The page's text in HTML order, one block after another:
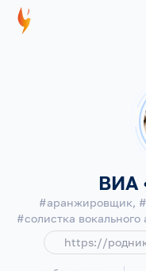
ВИА
#аранжировщик,
#солистка вокального
https://